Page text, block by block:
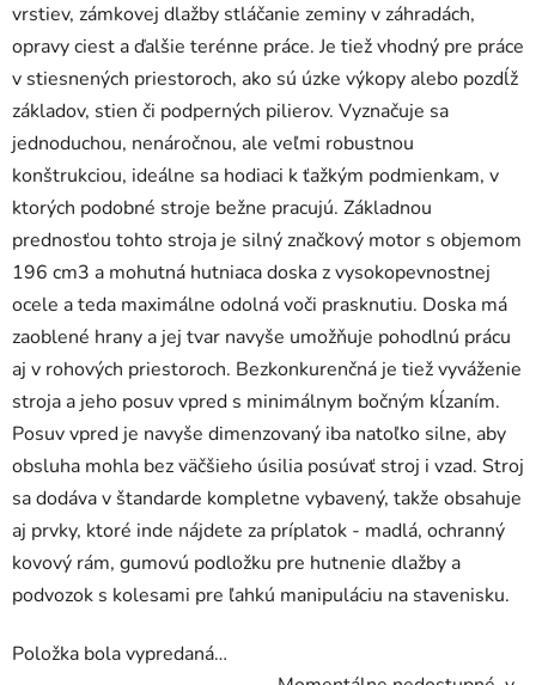
vrstiev, zámkovej dlažby stláčanie zeminy v záhradách,
opravy ciest a ďalšie terénne práce. Je tiež vhodný pre práce
v stiesnených priestoroch, ako sú úzke výkopy alebo pozdĺž
základov, stien či podperných pilierov. Vyznačuje sa
jednoduchou, nenáročnou, ale veľmi robustnou
konštrukciou, ideálne sa hodiaci k ťažkým podmienkam, v
ktorých podobné stroje bežne pracujú. Základnou
prednosťou tohto stroja je silný značkový motor s objemom
196 cm3 a mohutná hutniaca doska z vysokopevnostnej
ocele a teda maximálne odolná voči prasknutiu. Doska má
zaoblené hrany a jej tvar navyše umožňuje pohodlnú prácu
aj v rohových priestoroch. Bezkonkurenčná je tiež vyváženie
stroja a jeho posuv vpred s minimálnym bočným kĺzaním.
Posuv vpred je navyše dimenzovaný iba natoľko silne, aby
obsluha mohla bez väčšieho úsilia posúvať stroj i vzad. Stroj
sa dodáva v štandarde kompletne vybavený, takže obsahuje
aj prvky, ktoré inde nájdete za príplatok - madlá, ochranný
kovový rám, gumovú podložku pre hutnenie dlažby a
podvozok s kolesami pre ľahkú manipuláciu na stavenisku.
Položka bola vypredaná…